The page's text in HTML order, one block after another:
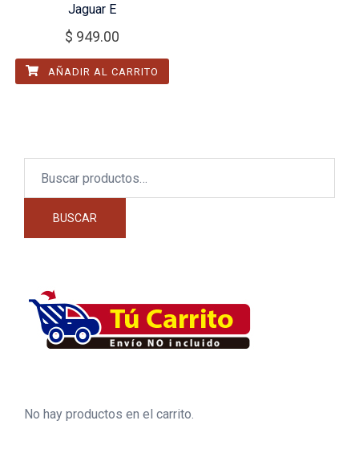
Jaguar E
$ 949.00
AÑADIR AL CARRITO
BUSCAR
No hay productos en el carrito.